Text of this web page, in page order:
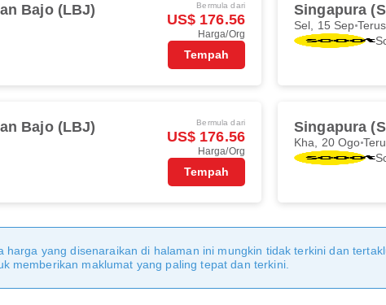
Bajo (LBJ) Bermula dari
US$ 176.56
Harga/Org
Tempah
Singapura
Sel, 15 Sep Terus
Bajo (LBJ) Bermula dari
US$ 176.56
Harga/Org
Tempah
Singapura
Kha, 20 Ogo
harga yang disenaraikan di halaman ini mungkin tidak terkini dan
memberikan maklumat yang paling tepat dan terkini.